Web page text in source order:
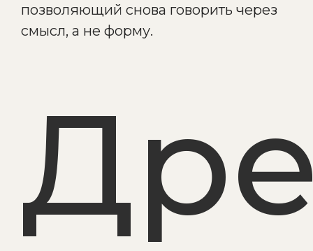
позволяющий снова говорить через
смысл, а не форму.